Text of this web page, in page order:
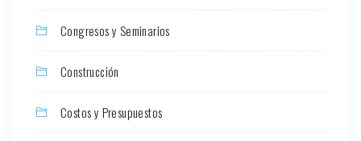
Congresos y Seminarios
Construcción
Costos y Presupuestos